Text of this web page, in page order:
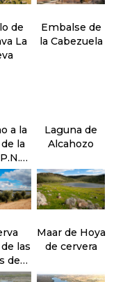
de
La
Embalse de
la Cabezuela
a la
la
de
Laguna de
Alcahozo
las
de
Maar de Hoya
de cervera